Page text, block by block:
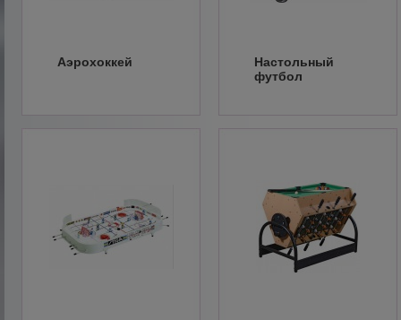
Аэрохоккей
Настольный
футбол